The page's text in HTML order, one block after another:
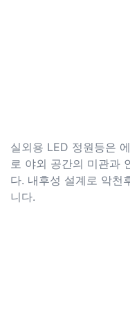
실외용 LED 정원등은
로 야외 공간의 미관과
다. 내후성 설계로 악천
니다.